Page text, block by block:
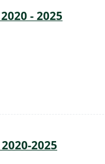
- 2025
2025